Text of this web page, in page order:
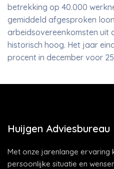
betrekking op 40.000
gemiddeld afgesproken
arbeidsovereenkomsten uit
historisch hoog. Het jaar
procent in december voor
Huijgen Adviesbureau
Met onze jarenlange ervaring
persoonlijke situatie en